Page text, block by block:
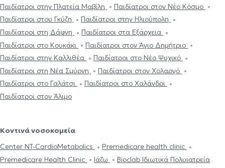
Παιδίατροι στην Πλατεία Μαβίλη
Παιδίατροι στον Νέο Κόσμο
Παιδίατροι στου Γκύζη
Παιδίατροι στην Ηλιούπολη
Παιδίατροι στη Δάφνη
Παιδίατροι στα Εξάρχεια
Παιδίατροι στο Κουκάκι
Παιδίατροι στον Άγιο Δημήτριο
Παιδίατροι στην Καλλιθέα
Παιδίατροι στο Νέο Ψυχικό
Παιδίατροι στη Νέα Σμύρνη
Παιδίατροι στον Χολαργό
Παιδίατροι στο Γαλάτσι
Παιδίατροι στο Χαλάνδρι
Παιδίατροι στον Άλιμο
Κοντινά νοσοκομεία
Center NT-CardioMetabolics
Premedicare health clinic
Premedicare Health Clinic
Ιάζω Bioclab Ιδιωτικά Πολυιατρεία